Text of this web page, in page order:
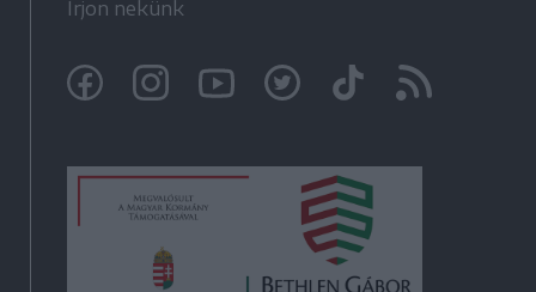
Írjon nekünk